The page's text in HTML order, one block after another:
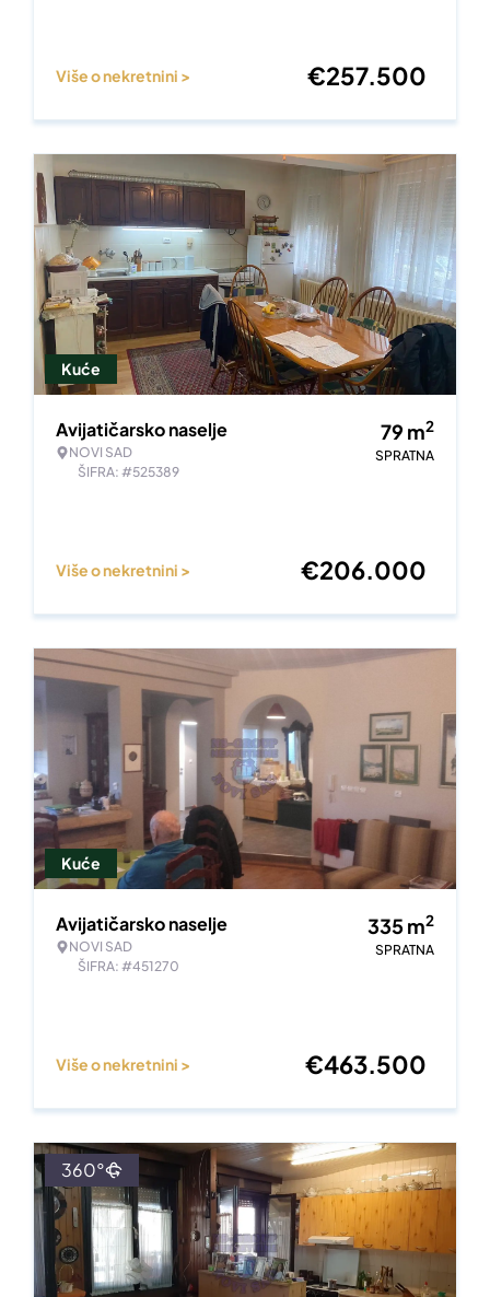
Više o nekretnini > €257.500
Kuće
Avijatičarsko naselje
NOVI SAD
ŠIFRA: #525389
79 m2
SPRATNA
Više o nekretnini > €206.000
Kuće
Avijatičarsko naselje
NOVI SAD
ŠIFRA: #451270
335m2
SPRATNA
Više o nekretnini > €463.500
360°